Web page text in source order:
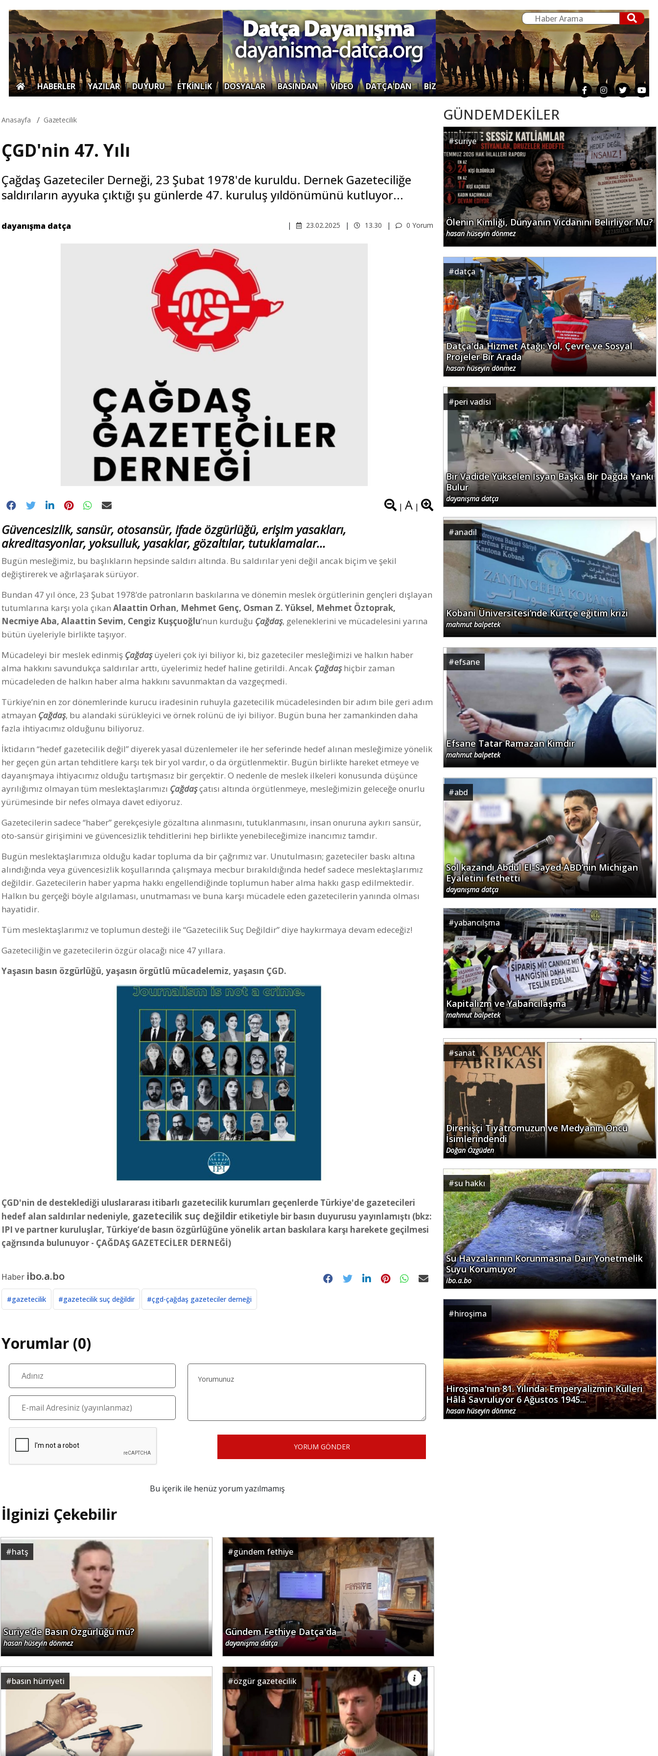
|HABERLER|YAZILAR|DUYURU| ETKİNLİK |DOSYALAR|BASINDAN|VİDEO|DATÇA'DAN|BİZ
Anasayfa Gazetecilik
ÇGD'nin 47. Yılı
Çağdaş Gazeteciler Derneği, 23 Şubat 1978'de kuruldu. Dernek Gazeteciliğe
saldırıların ayyuka çıktığı şu günlerde 47. kuruluş yıldönümünü kutluyor...
dayanışma datça 0 Yorum
13.30
23.02.2025
| A |
Güvencesizlik, sansür, otosansür, ifade özgürlüğü, erişim yasakları,
akreditasyonlar, yoksulluk, yasaklar, gözaltılar, tutuklamalar…
Bugün mesleğimiz, bu başlıkların hepsinde saldırı altında. Bu saldırılar yeni değil ancak biçim ve şekil
değiştirerek ve ağırlaşarak sürüyor.
Bundan 47 yıl önce, 23 Şubat 1978’de patronların baskılarına ve dönemin meslek örgütlerinin gençleri dışlayan
tutumlarına karşı yola çıkan Alaattin Orhan, Mehmet Genç, Osman Z. Yüksel, Mehmet Öztoprak,
Necmiye Aba, Alaattin Sevim, Cengiz Kuşçuoğlu’nun kurduğu Çağdaş, geleneklerini ve mücadelesini yarına
bütün üyeleriyle birlikte taşıyor.
Mücadeleyi bir meslek edinmiş Çağdaşüyeleri çok iyi biliyor ki, biz gazeteciler mesleğimizi ve halkın haber
alma hakkını savundukça saldırılar arttı, üyelerimiz hedef haline getirildi. Ancak Çağdaşhiçbir zaman
mücadeleden de halkın haber alma hakkını savunmaktan da vazgeçmedi.
Türkiye’nin en zor dönemlerinde kurucu iradesinin ruhuyla gazetecilik mücadelesinden bir adım bile geri adım
atmayan Çağdaş, bu alandaki sürükleyici ve örnek rolünü de iyi biliyor. Bugün buna her zamankinden daha
fazla ihtiyacımız olduğunu biliyoruz.
İktidarın “hedef gazetecilik değil” diyerek yasal düzenlemeler ile her seferinde hedef alınan mesleğimize yönelik
her geçen gün artan tehditlere karşı tek bir yol vardır, o da örgütlenmektir. Bugün birlikte hareket etmeye ve
dayanışmaya ihtiyacımız olduğu tartışmasız bir gerçektir. O nedenle de meslek ilkeleri konusunda düşünce
ayrılığımız olmayan tüm meslektaşlarımızı Çağdaşçatısı altında örgütlenmeye, mesleğimizin geleceğe onurlu
yürümesinde bir nefes olmaya davet ediyoruz.
Gazetecilerin sadece “haber” gerekçesiyle gözaltına alınmasını, tutuklanmasını, insan onuruna aykırı sansür,
oto-sansür girişimini ve güvencesizlik tehditlerini hep birlikte yenebileceğimize inancımız tamdır.
Bugün meslektaşlarımıza olduğu kadar topluma da bir çağrımız var. Unutulmasın; gazeteciler baskı altına
alındığında veya güvencesizlik koşullarında çalışmaya mecbur bırakıldığında hedef sadece meslektaşlarımız
değildir. Gazetecilerin haber yapma hakkı engellendiğinde toplumun haber alma hakkı gasp edilmektedir.
Halkın bu gerçeği böyle algılaması, unutmaması ve buna karşı mücadele eden gazetecilerin yanında olması
hayatidir.
Tüm meslektaşlarımız ve toplumun desteği ile “Gazetecilik Suç Değildir” diye haykırmaya devam edeceğiz!
Gazeteciliğin ve gazetecilerin özgür olacağı nice 47 yıllara.
Yaşasın basın özgürlüğü, yaşasın örgütlü mücadelemiz, yaşasın ÇGD.
ÇGD'nin de desteklediği uluslararası itibarlı gazetecilik kurumları geçenlerde Türkiye'de gazetecileri
hedef alan saldırılar nedeniyle, gazetecilik suç değildir etiketiyle bir basın duyurusu yayınlamıştı (bkz:
IPI ve partner kuruluşlar, Türkiye’de basın özgürlüğüne yönelik artan baskılara karşı harekete geçilmesi
çağrısında bulunuyor - ÇAĞDAŞ GAZETECİLER DERNEĞİ)
Haber ibo.a.bo
#gazetecilik #gazetecilik suç değildir #çgd-çağdaş gazeteciler derneği
Yorumlar (0)
YORUM GÖNDER
Bu içerik ile henüz yorum yazılmamış
İlginizi Çekebilir
#hatş
Suriye’de Basın Özgürlüğü mü?
hasan hüseyin dönmez
#gündem fethiye
Gündem Fethiye Datça'da
dayanışma datça
#basın hürriyeti #özgür gazetecilik
GÜNDEMDEKİLER
#suriye
Ölenin Kimliği, Dünyanın Vicdanını Belirliyor Mu?
hasan hüseyin dönmez
#datça
Datça'da Hizmet Atağı: Yol, Çevre ve Sosyal
Projeler Bir Arada
hasan hüseyin dönmez
#peri vadisi
Bir Vadide Yükselen İsyan Başka Bir Dağda Yankı
Bulur
dayanışma datça
#anadil
Kobani Üniversitesi’nde Kürtçe eğitim krizi
mahmut balpetek
#efsane
Efsane Tatar Ramazan Kimdir
mahmut balpetek
#abd
Sol kazandı Abdul El-Sayed ABD’nin Michigan
Eyaletini fethetti
dayanışma datça
#yabancılşma
Kapitalizm ve Yabancılaşma
mahmut balpetek
#sanat
Direnişçi Tiyatromuzun ve Medyanın Öncü
İsimlerindendi
Doğan Özgüden
#su hakkı
Su Havzalarının Korunmasına Dair Yönetmelik
Suyu Korumuyor
ibo.a.bo
#hiroşima
Hiroşima'nın 81. Yılında: Emperyalizmin Külleri
Hâlâ Savruluyor 6 Ağustos 1945...
hasan hüseyin dönmez